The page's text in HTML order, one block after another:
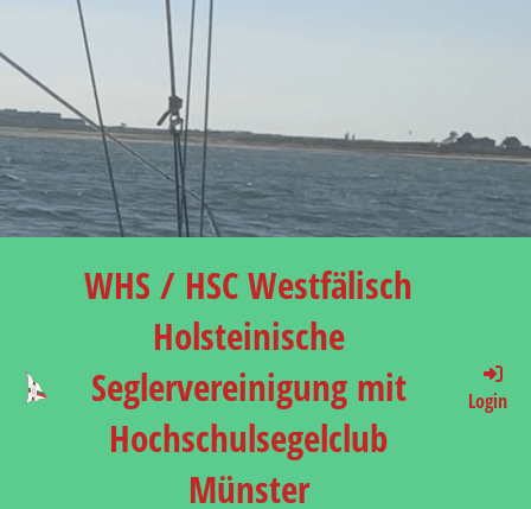
WHS / HSC Westfälisch
Holsteinische
Seglervereinigung mit
Hochschulsegelclub
Münster
Login